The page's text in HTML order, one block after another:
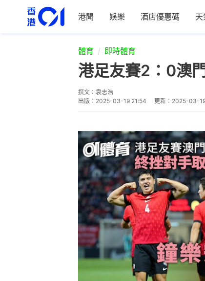
港聞 娛樂 酒店優惠碼 天
體育 即時體育
港足友賽2：0澳
撰文： 袁志浩
出版： 2025-03-19 21:54 更新： 2025-03-